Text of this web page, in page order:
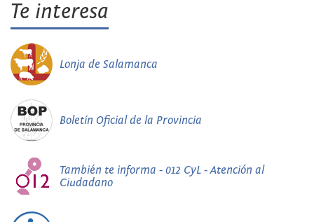
Te interesa
Lonja de Salamanca
Boletín Oficial de la Provincia
También te informa - 012 CyL - Atención al
Ciudadano